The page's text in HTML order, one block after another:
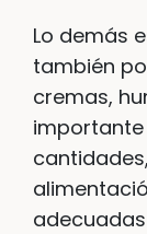
Lo demás
también
cremas,
importante